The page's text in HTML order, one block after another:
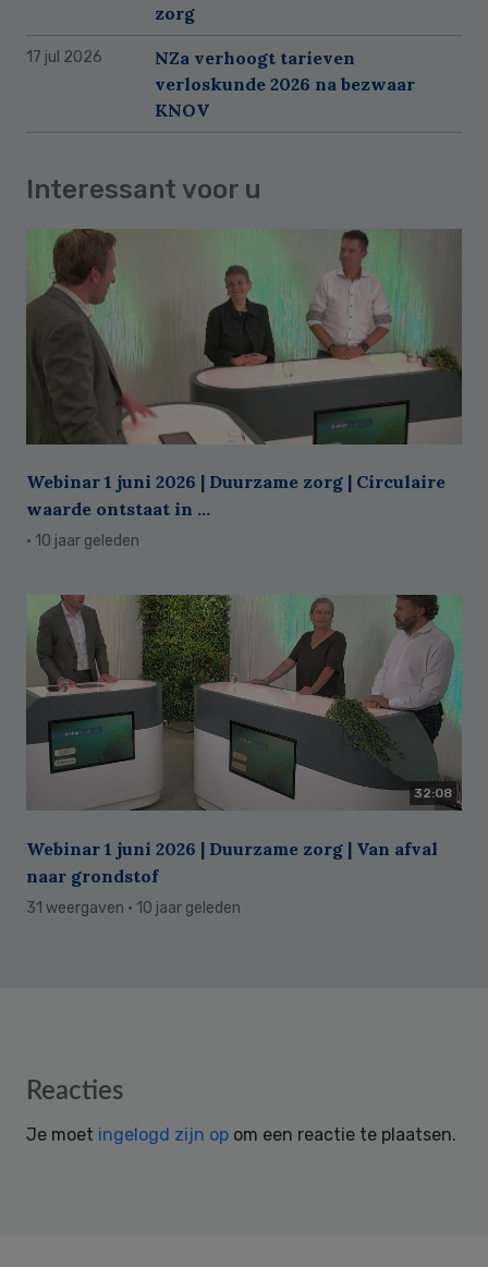
zorg
17 jul 2026
NZa verhoogt tarieven
verloskunde 2026 na bezwaar
KNOV
Interessant voor u
Webinar 1 juni 2026 | Duurzame zorg | Circulaire
waarde ontstaat in ...
· 10 jaar geleden
32:08
Webinar 1 juni 2026 | Duurzame zorg | Van afval
naar grondstof
31 weergaven · 10 jaar geleden
Reader
Reacties
Je moet ingelogd zijn op om een reactie te plaatsen.